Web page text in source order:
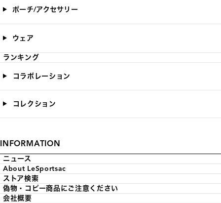
ポーチ/アクセサリー
ウェア
ランキング
コラボレーション
コレクション
INFORMATION
ニュース
About LeSportsac
ストア検索
偽物・コピー商品にご注意ください
会社概要